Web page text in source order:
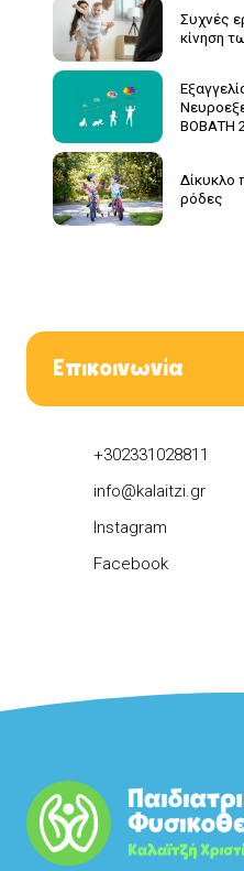
Συχνές
κίνηση
BOBATH
Δίκυκλο
ρόδες
Επικοινωνία
+302331028811
info@kalaitzi.gr
Instagram
Facebook